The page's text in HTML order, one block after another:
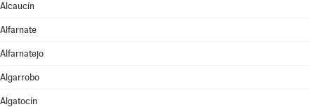
Alcaucín
Alfarnate
Alfarnatejo
Algarrobo
Algatocín